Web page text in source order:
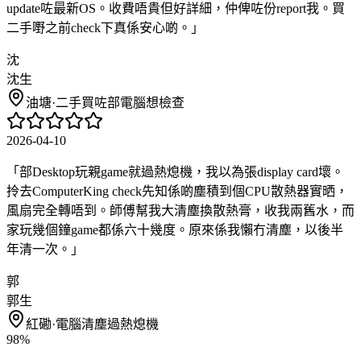
update咗最新OS。收費唔貴但好詳細，仲俾咗份report我。買
二手嘢之前check下真係安心啲。 」
沈
沈生
油塘·二手買咗部電腦想檢查
2026-04-10
「 部Desktop玩親game就過熱熄機，我以為張display card壞。
拎去ComputerKing check先知係啲塵積到個CPU散熱器實晒，
風扇完全轉唔到。師傅幫我大清塵換散熱膏，收我兩舊水，而
家玩幾個鐘game都係六十幾度。原來係我懶冇清塵，以後半
年清一次。 」
郭
郭生
紅磡·電腦清塵過熱熄機
98%